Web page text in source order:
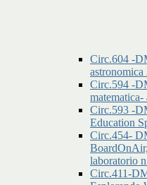
Circ.604 -
astronomica
Circ.594 -
matematica-
Circ.593 -
Education
Circ.454-
laboratorio
Circ.411-